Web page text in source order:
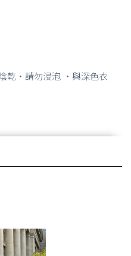
乾・請勿浸泡 ・與深色衣